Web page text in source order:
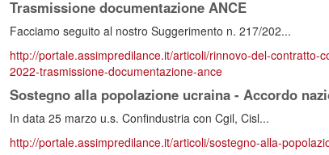
Trasmissione documentazione ANCE
Facciamo seguito al nostro Suggerimento n. 217/202...
http://portale.assimpredilance.it/articoli/rinnovo-del-
2022-trasmissione-documentazione-ance
Sostegno alla popolazione ucraina - Accordo
In data 25 marzo u.s. Confindustria con Cgil, Cisl...
http://portale.assimpredilance.it/articoli/sostegno-alla-